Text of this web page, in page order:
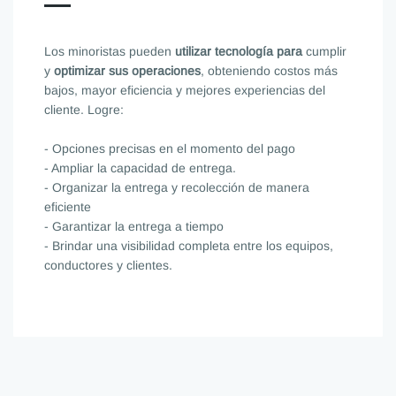
Los minoristas pueden utilizar tecnología paracumplir
y optimizar sus operaciones, obteniendo costos más
bajos, mayor eficiencia y mejores experiencias del
cliente. Logre:
- Opciones precisas en el momento del pago
- Ampliar la capacidad de entrega.
- Organizar la entrega y recolección de manera
eficiente
- Garantizar la entrega a tiempo
- Brindar una visibilidad completa entre los equipos,
conductores y clientes.